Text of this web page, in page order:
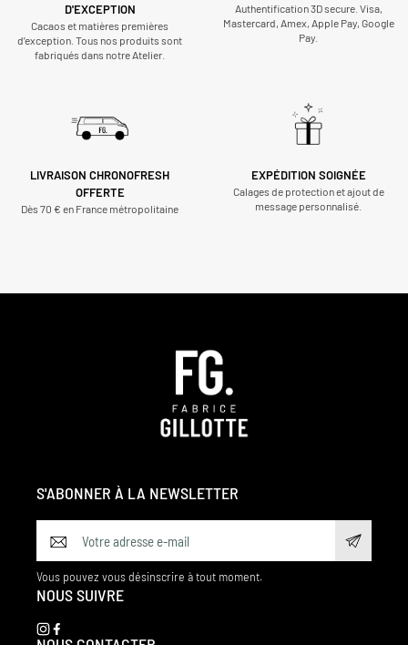
D'EXCEPTION
Cacaos et matières premières
d’exception. Tous nos produits sont
fabriqués dans notre Atelier.
Authentification 3D secure. Visa,
Mastercard, Amex, Apple Pay, Google
Pay.
LIVRAISON CHRONOFRESH
OFFERTE
Dès 70 € en France métropolitaine
EXPÉDITION SOIGNÉE
Calages de protection et ajout de
message personnalisé.
S'ABONNER À LA NEWSLETTER
Vous pouvez vous désinscrire à tout moment.
NOUS SUIVRE